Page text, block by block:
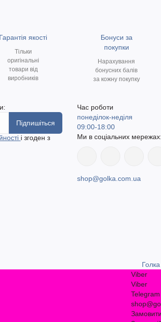
Гарантія якості
Тільки
оригінальні
товари від
виробників
Бонуси за
покупки
Нарахування
бонусних балів
за кожну покупку
Підпишіться
і згоден з
Час роботи
понеділок-неділя
09:00-18:00
Ми в соціальних мережах:
shop@golka.com.ua
Viber
Viber
Telegram